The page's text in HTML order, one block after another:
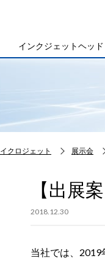
インクジェットヘッド
クロジェット 展示会
【出展
2018.12.30
当社では、2019